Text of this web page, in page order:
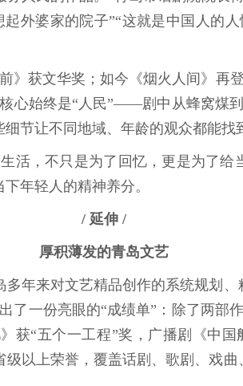
外婆家的院子”“这就是中国人的
获文华奖；如今《烟火人间》再
心始终是“人民”——剧中从蜂窝煤
节让不同地域、年龄的观众都能找
，不只是为了回忆，更是为了给
年轻人的精神养分。
/ 延伸 /
厚积薄发的青岛文艺
来对文艺精品创作的系统规划、
了一份亮眼的“成绩单”：除了两部
获“五个一工程”奖，广播剧《中
以上荣誉，覆盖话剧、歌剧、戏曲